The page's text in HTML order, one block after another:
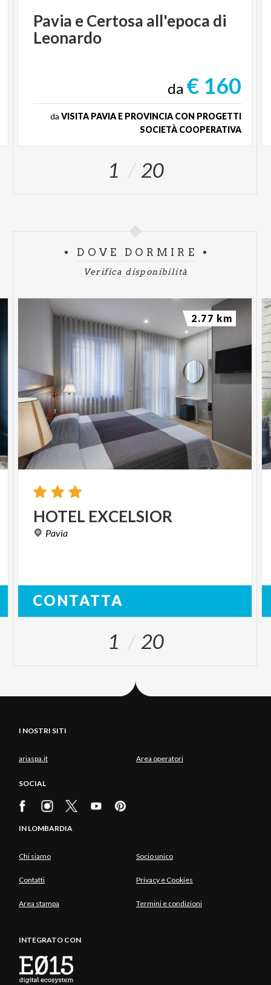
Pavia eCertosa all'epoca di
Leonardo
da € 160
da VISITA PAVIA E PROVINCIA CON PROGETTI
SOCIETÀ COOPERATIVA
1 20
DOVE DORMIRE
Verifica disponibilità
HOTEL EXCELSIOR
Pavia
CONTATTA
2.77 km
1 20
I NOSTRI SITI
ariaspa.it Area operatori
SOCIAL
IN LOMBARDIA
Chi siamo Socio unico
Contatti Privacy e Cookies
Area stampa Termini e condizioni
INTEGRATO CON